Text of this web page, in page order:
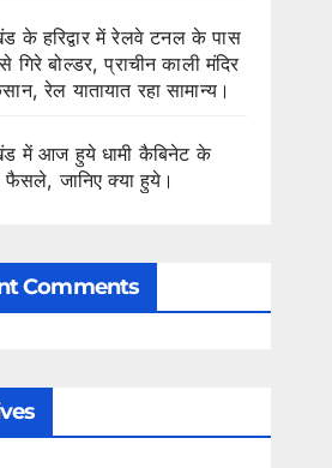
के हरिद्वार में रेलवे टनल के पास
गिरे बोल्डर, प्राचीन काली मंदिर
रेल यातायात रहा सामान्य।
में आज हुये धामी कैबिनेट के
फैसले, जानिए क्या हुये।
Comments